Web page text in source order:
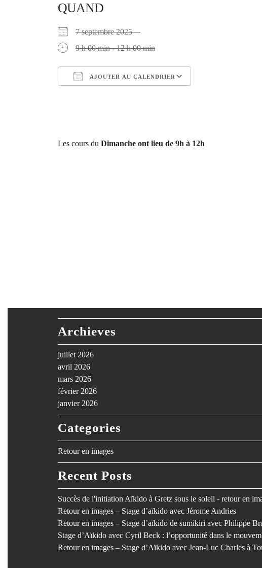
QUAND
7 septembre 2025
9 h 00 min - 12 h 00 min
AJOUTER AU CALENDRIER
Les cours du Dimanche ont lieu de 9h à 12h
Archieves
juillet 2026
avril 2026
mars 2026
février 2026
janvier 2026
Categories
Retour en images
Recent Posts
Succès de l'initiation Aïkido à Gretz sous le soleil - retour en
Retour en images – Stage d’aïkido avec Jérome Andries
Retour en images – Stage d’aïkido de sumikiri avec Philippe
Stage d’Aïkido avec Cyril Beck : l’opportunité dans le
Retour en images – Stage d’Aïkido avec Jean-Luc Charles à